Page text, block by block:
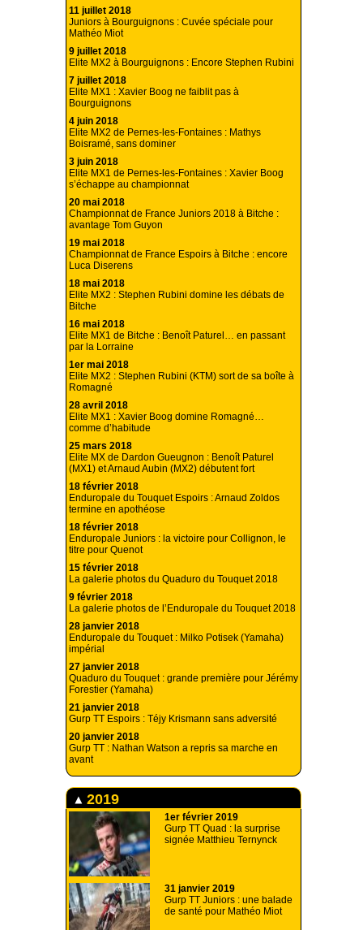
11 juillet 2018
Juniors à Bourguignons : Cuvée spéciale pour
Mathéo Miot
9 juillet 2018
Elite MX2 à Bourguignons : Encore Stephen Rubini
7 juillet 2018
Elite MX1 : Xavier Boog ne faiblit pas à
Bourguignons
4 juin 2018
Elite MX2 de Pernes-les-Fontaines : Mathys
Boisramé, sans dominer
3 juin 2018
Elite MX1 de Pernes-les-Fontaines : Xavier Boog
s’échappe au championnat
20 mai 2018
Championnat de France Juniors 2018 à Bitche :
avantage Tom Guyon
19 mai 2018
Championnat de France Espoirs à Bitche : encore
Luca Diserens
18 mai 2018
Elite MX2 : Stephen Rubini domine les débats de
Bitche
16 mai 2018
Elite MX1 de Bitche : Benoît Paturel… en passant
par la Lorraine
1er mai 2018
Elite MX2 : Stephen Rubini (KTM) sort de sa boîte à
Romagné
28 avril 2018
Elite MX1 : Xavier Boog domine Romagné…
comme d’habitude
25 mars 2018
Elite MX de Dardon Gueugnon : Benoît Paturel
(MX1) et Arnaud Aubin (MX2) débutent fort
18 février 2018
Enduropale du Touquet Espoirs : Arnaud Zoldos
termine en apothéose
18 février 2018
Enduropale Juniors : la victoire pour Collignon, le
titre pour Quenot
15 février 2018
La galerie photos du Quaduro du Touquet 2018
9 février 2018
La galerie photos de l’Enduropale du Touquet 2018
28 janvier 2018
Enduropale du Touquet : Milko Potisek (Yamaha)
impérial
27 janvier 2018
Quaduro du Touquet : grande première pour Jérémy
Forestier (Yamaha)
21 janvier 2018
Gurp TT Espoirs : Téjy Krismann sans adversité
20 janvier 2018
Gurp TT : Nathan Watson a repris sa marche en
avant
2019
1er février 2019
Gurp TT Quad : la surprise
signée Matthieu Ternynck
31 janvier 2019
Gurp TT Juniors : une balade
de santé pour Mathéo Miot